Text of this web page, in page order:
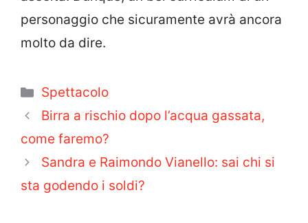
personaggio che sicuramente avrà ancora
molto da dire.
Categorie
Spettacolo
Birra a rischio dopo l’acqua gassata,
come faremo?
Sandra e Raimondo Vianello: sai chi si
sta godendo i soldi?